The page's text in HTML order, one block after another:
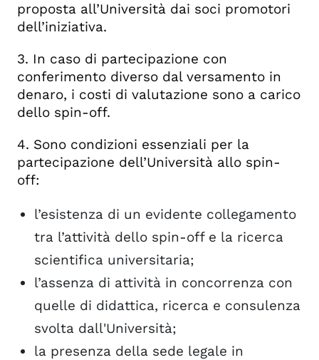
proposta all’Università dai soci promotori
dell’iniziativa.
3. In caso di partecipazione con
conferimento diverso dal versamento in
denaro, i costi di valutazione sono a carico
dello spin-off.
4. Sono condizioni essenziali per la
partecipazione dell’Università allo spin-
off:
l’esistenza di un evidente collegamento
tra l’attività dello spin-off e la ricerca
scientifica universitaria;
l’assenza di attività in concorrenza con
quelle di didattica, ricerca e consulenza
svolta dall'Università;
la presenza della sede legale in